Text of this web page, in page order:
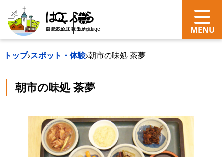
search Language
トップ›スポット・体験›朝市の味処 茶夢
朝市の味処 茶夢